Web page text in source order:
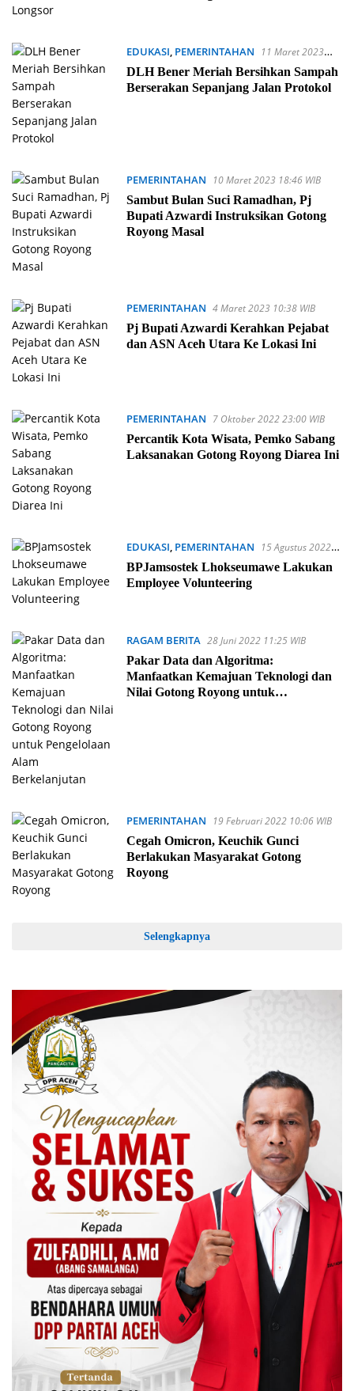
EDUKASI, PEMERINTAHAN
11 Maret 2023
09:27 WIB
DLH Bener Meriah Bersihkan Sampah
Berserakan Sepanjang Jalan Protokol
PEMERINTAHAN
10 Maret 2023 18:46 WIB
Sambut Bulan Suci Ramadhan, Pj
Bupati Azwardi Instruksikan Gotong
Royong Masal
PEMERINTAHAN 4 Maret 2023 10:38 WIB
Pj Bupati Azwardi Kerahkan Pejabat
dan ASN Aceh Utara Ke Lokasi Ini
PEMERINTAHAN 7 Oktober 2022 23:00 WIB
Percantik Kota Wisata, Pemko Sabang
Laksanakan Gotong Royong Diarea Ini
EDUKASI, PEMERINTAHAN
15 Agustus 2022
11:47 WIB
BPJamsostek Lhokseumawe Lakukan
Employee Volunteering
RAGAM BERITA 28 Juni 2022 11:25 WIB
Pakar Data dan Algoritma:
Manfaatkan Kemajuan Teknologi dan
Nilai Gotong Royong untuk
PEMERINTAHAN
19 Februari 2022 10:06 WIB
Cegah Omicron, Keuchik Gunci
Berlakukan Masyarakat Gotong
Royong
Selengkapnya